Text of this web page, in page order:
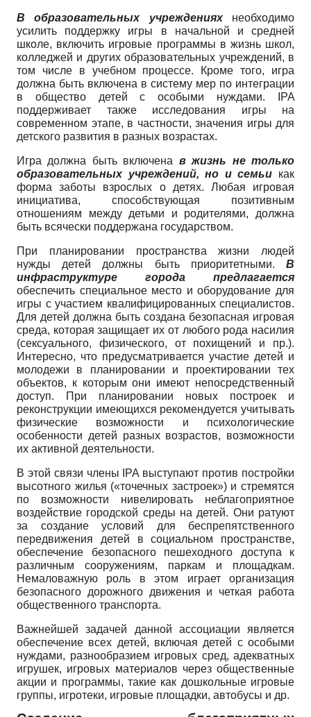
В образовательных учрежденияхнеобходимо
усилить поддержку игры в начальной и средней
школе, включить игровые программы в жизнь школ,
колледжей и других образовательных учреждений, в
том числе в учебном процессе. Кроме того, игра
должна быть включена в систему мер по интеграции
в общество детей с особыми нуждами.
IPA
поддерживает также исследования игры на
современном этапе, в частности, значения игры для
детского развития в разных возрастах.
Игра должна быть включена в жизнь не только
образовательных учреждений, но и семьи как
форма заботы взрослых о детях. Любая игровая
инициатива, способствующая позитивным
отношениям между детьми и родителями, должна
быть всячески поддержана государством.
При планировании пространства жизни людей
нужды детей должны быть приоритетными. В
инфраструктуре города предлагается
обеспечить специальное место и оборудование для
игры с участием квалифицированных специалистов.
Для детей должна быть создана безопасная игровая
среда, которая защищает их от любого рода насилия
(сексуального, физического, от похищений и пр.).
Интересно, что предусматривается участие детей и
молодежи в планировании и проектировании тех
объектов, к которым они имеют непосредственный
доступ. При планировании новых построек и
реконструкции имеющихся рекомендуется учитывать
физические возможности и психологические
особенности детей разных возрастов, возможности
их активной деятельности.
В этой связи члены IPA выступают против постройки
высотного жилья («точечных застроек») и стремятся
по возможности нивелировать неблагоприятное
воздействие городской среды на детей. Они ратуют
за создание условий для беспрепятственного
передвижения детей в социальном пространстве,
обеспечение безопасного пешеходного доступа к
различным сооружениям, паркам и площадкам.
Немаловажную роль в этом играет организация
безопасного дорожного движения и четкая работа
общественного транспорта.
Важнейшей задачей данной ассоциации является
обеспечение всех детей, включая детей с особыми
нуждами, разнообразием игровых сред, адекватных
игрушек, игровых материалов через общественные
акции и программы, такие как дошкольные игровые
группы, игротеки, игровые площадки, автобусы и др.